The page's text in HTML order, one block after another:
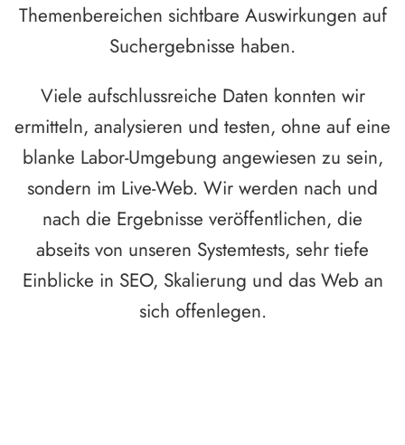
Themenbereichen sichtbare Auswirkungen auf
Suchergebnisse haben.
Viele aufschlussreiche Daten konnten wir
ermitteln, analysieren und testen, ohne auf eine
blanke Labor-Umgebung angewiesen zu sein,
sondern im Live-Web. Wir werden nach und
nach die Ergebnisse veröffentlichen, die
abseits von unseren Systemtests, sehr tiefe
Einblicke in SEO, Skalierung und das Web an
sich offenlegen.